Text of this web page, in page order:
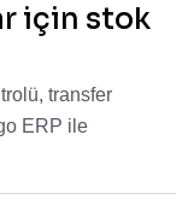
için stok
transfer
ERP ile